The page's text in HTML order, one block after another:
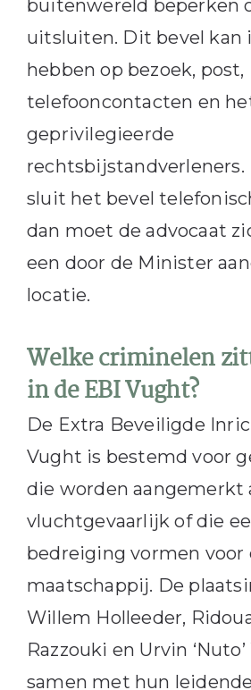
buitenwereld beperken
uitsluiten. Dit bevel kan
hebben op bezoek, post,
telefooncontacten en
geprivilegieerde
sluit het bevel
dan moet de advocaat
een door de Minister
locatie.
Welke criminelen
in de EBI Vught?
De Extra Beveiligde
Vught is bestemd voor
die worden aangemerkt
vluchtgevaarlijk of die
bedreiging vormen voor
maatschappij. De
Willem Holleeder,
Razzouki en Urvin
samen met hun